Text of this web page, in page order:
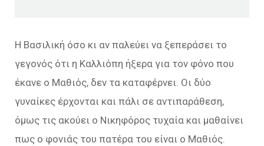
Η Βασιλική όσο κι αν παλεύει να ξεπεράσει το
γεγονός ότι η Καλλιόπη ήξερα για τον φόνο που
έκανε ο Μαθιός, δεν τα καταφέρνει. Οι δύο
γυναίκες έρχονται και πάλι σε αντιπαράθεση,
όμως τις ακούει ο Νικηφόρος τυχαία και μαθαίνει
πως ο φονιάς του πατέρα του είναι ο Μαθιός.